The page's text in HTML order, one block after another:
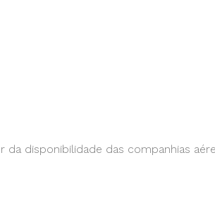
disponibilidade das companhias